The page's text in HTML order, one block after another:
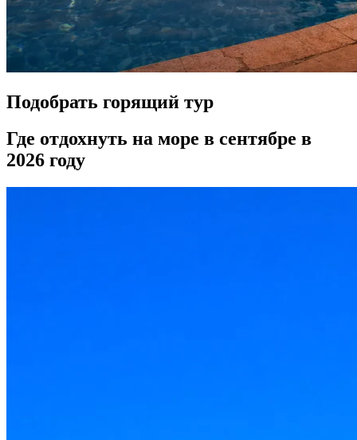
Подобрать горящий тур
Где отдохнуть на море в сентябре в
2026 году